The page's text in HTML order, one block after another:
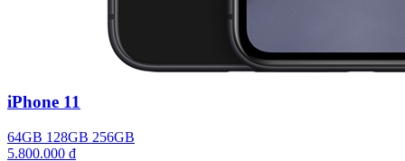
iPhone 11
64GB 128GB 256GB
5.800.000 đ